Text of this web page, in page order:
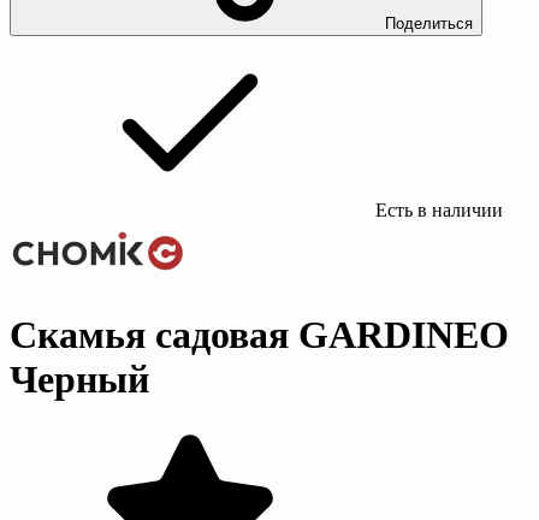
Поделиться
Есть в наличии
Скамья садовая GARDINEO
Черный